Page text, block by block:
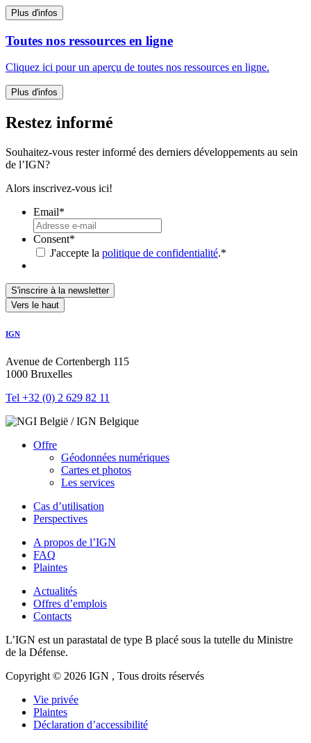
Plus d'infos
Toutes nos ressources en ligne
Cliquez ici pour un aperçu de toutes nos ressources en ligne.
Plus d'infos
Restez informé
Souhaitez-vous rester informé des derniers développements au sein
de l’IGN?
Alors inscrivez-vous ici!
Email*
Consent*
J'accepte la politique de confidentialité.*
S'inscrire à la newsletter
Vers le haut
IGN
Avenue de Cortenbergh 115
1000 Bruxelles
Tel +32 (0) 2 629 82 11
Offre
Géodonnées numériques
Cartes et photos
Les services
Cas d’utilisation
Perspectives
A propos de l’IGN
FAQ
Plaintes
Actualités
Offres d’emplois
Contacts
L’IGN est un parastatal de type B placé sous la tutelle du Ministre
de la Défense.
Copyright © 2026 IGN , Tous droits réservés
Vie privée
Plaintes
Déclaration d’accessibilité